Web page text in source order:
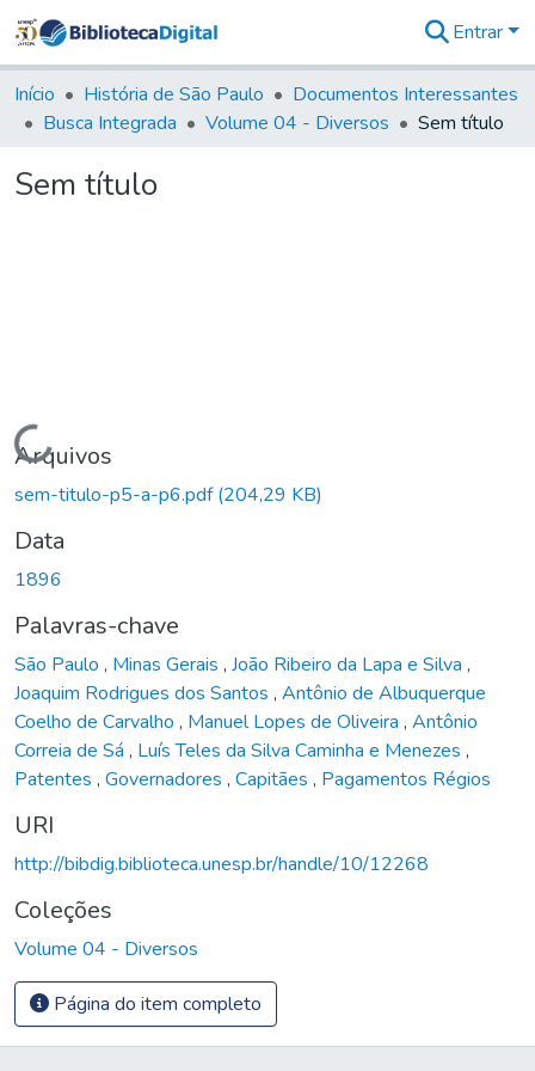
&
Coleções
Tudo na
Entrar
Início História de São Paulo
Documentos Interessantes
Busca Integrada
Volume 04 - Diversos Sem título
Sem título
Carregando...
Arquivos
sem-titulo-p5-a-p6.pdf(204,29 KB)
Data
1896
Palavras-chave
São Paulo , Minas Gerais , João Ribeiro da Lapa e Silva ,
Joaquim Rodrigues dos Santos , Antônio de Albuquerque
Coelho de Carvalho , Manuel Lopes de Oliveira , Antônio
Correia de Sá , Luís Teles da Silva Caminha e Menezes ,
Patentes , Governadores , Capitães , Pagamentos Régios
URI
http://bibdig.biblioteca.unesp.br/handle/10/12268
Coleções
Volume 04 - Diversos
Página do item completo